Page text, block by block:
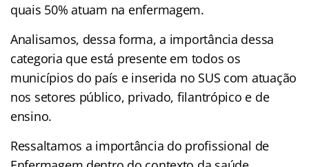
quais 50% atuam na enfermagem.
Analisamos, dessa forma, a importância dessa
categoria que está presente em todos os
municípios do país e inserida no SUS com atuação
nos setores público, privado, filantrópico e de
ensino.
Ressaltamos a importância do profissional de